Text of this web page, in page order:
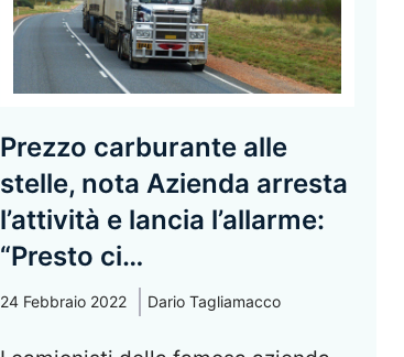
Prezzo carburante alle
stelle, nota Azienda arresta
l’attività e lancia l’allarme:
“Presto ci…
24 Febbraio 2022 Dario Tagliamacco